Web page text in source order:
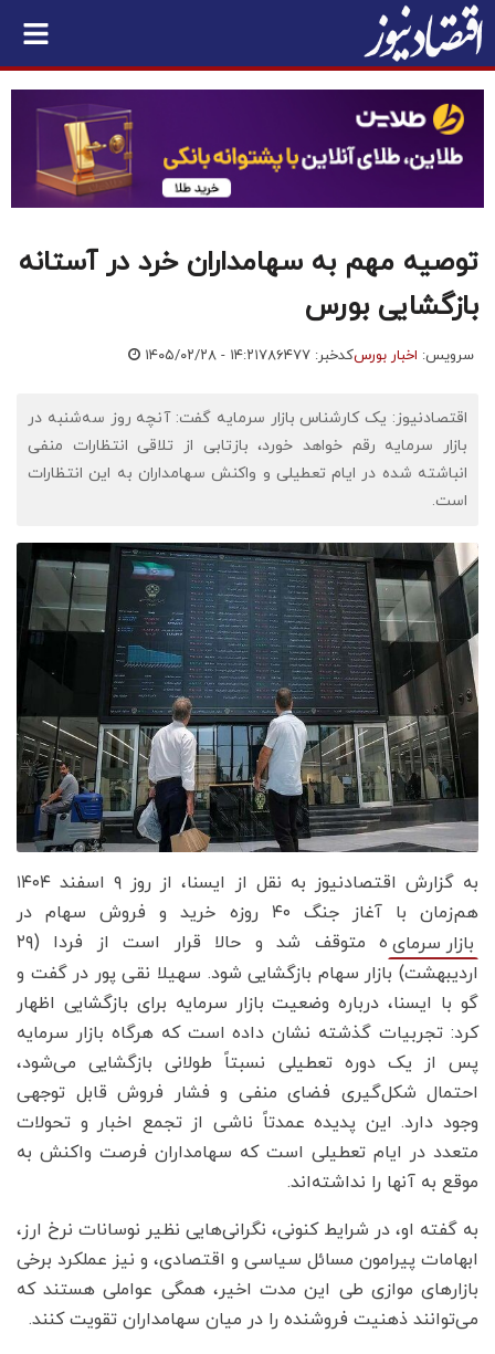
توصیه مهم به سهامداران خرد در آستانه
بازگشایی بورس
سرویس: اخبار بورسکدخبر: ۷۸۶۴۷۷ ۱۴۰۵/۰۲/۲۸ - ۱۴:۲۱
اقتصادنیوز: یک کارشناس بازار سرمایه گفت: آنچه روز سه‌شنبه در
بازار سرمایه رقم خواهد خورد، بازتابی از تلاقی انتظارات منفی
انباشته شده در ایام تعطیلی و واکنش سهامداران به این انتظارات
است.
به گزارش اقتصادنیوز به نقل از ایسنا، از روز ۹ اسفند ۱۴۰۴
هم‌زمان با آغاز جنگ ۴۰ روزه خرید و فروش سهام در
بازار سرمای
ه متوقف شد و حالا قرار است از فردا (۲۹
اردیبهشت) بازار سهام بازگشایی شود. سهیلا نقی پور در گفت و
گو با ایسنا، درباره وضعیت بازار سرمایه برای بازگشایی اظهار
کرد: تجربیات گذشته نشان داده است که هرگاه بازار سرمایه
پس از یک دوره تعطیلی نسبتاً طولانی بازگشایی می‌شود،
احتمال شکل‌گیری فضای منفی و فشار فروش قابل توجهی
وجود دارد. این پدیده عمدتاً ناشی از تجمع اخبار و تحولات
متعدد در ایام تعطیلی است که سهامداران فرصت واکنش به
موقع به آنها را نداشته‌اند.
به گفته او، در شرایط کنونی، نگرانی‌هایی نظیر نوسانات نرخ ارز،
ابهامات پیرامون مسائل سیاسی و اقتصادی، و نیز عملکرد برخی
بازارهای موازی طی این مدت اخیر، همگی عواملی هستند که
می‌توانند ذهنیت فروشنده را در میان سهامداران تقویت کنند.